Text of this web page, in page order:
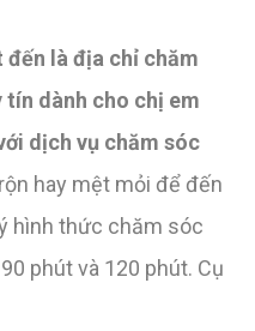
đến là địa chỉ chăm
tín dành cho chị em
dịch vụ chăm sóc
hay mệt mỏi để đến
hình thức chăm sóc
phút và 120 phút. Cụ